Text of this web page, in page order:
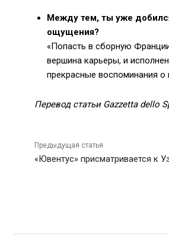
Между тем, ты уже
ощущения?
«Попасть в сборную
вершина карьеры, и
прекрасные воспоминания о
Перевод статьи Gazzetta dello
Предыдущая статья
«Ювентус» присматривается к